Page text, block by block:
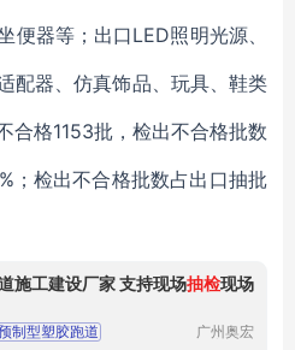
便器等；出口LED照明光源、
配器、仿真饰品、玩具、鞋类
合格1153批，检出不合格批数
；检出不合格批数占出口抽批
施工建设厂家 支持现场抽检现场
制型塑胶跑道
广州奥宏